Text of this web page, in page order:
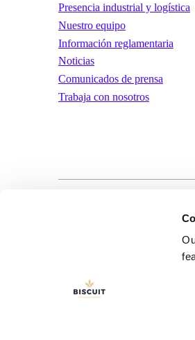
Presencia industrial y logística
Nuestro equipo
Información reglamentaria
Noticias
Comunicados de prensa
Trabaja con nosotros